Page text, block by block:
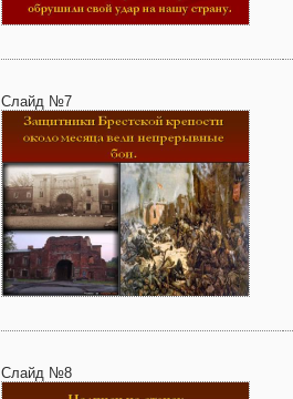
Слайд №7
Слайд №8